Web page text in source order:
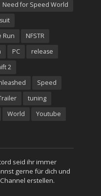
Need for Speed World
Run
NFSTR
PC
release
2
Speed
tuning
World Youtube
seid ihr immer
gerne für dich und
erstellen.